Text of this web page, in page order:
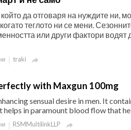
да отговаря на нуждите ни,
теглото ни се мени.
или други фактори водят
traki 
with Maxgun 100mg
sensual desire in men. It
in paramount blood flow that
RSMMultilinkLLP 